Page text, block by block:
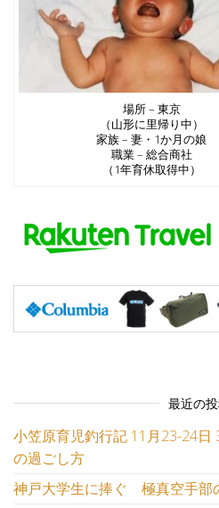
場所 – 東京
（山形に里帰り中）
家族 – 妻・1か月の娘
職業 – 総合商社
（1年育休取得中）
最近の
小笠原育児釣行記 11月23-24
の過ごし方
神戸大学生に捧ぐ 極真空手部